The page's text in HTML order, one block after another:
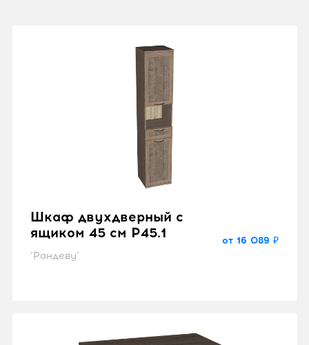
Шкаф двухдверный с
ящиком 45 см P45.1
"Рандеву"
от 16 089 ₽